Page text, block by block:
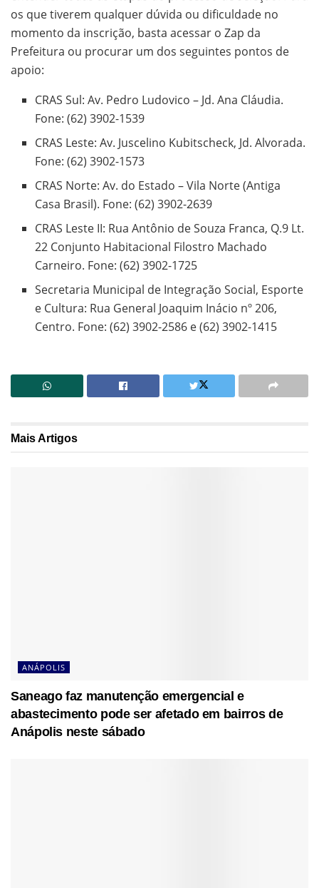
os que tiverem qualquer dúvida ou dificuldade no
momento da inscrição, basta acessar o Zap da
Prefeitura ou procurar um dos seguintes pontos de
apoio:
CRAS Sul: Av. Pedro Ludovico – Jd. Ana Cláudia.
Fone: (62) 3902-1539
CRAS Leste: Av. Juscelino Kubitscheck, Jd. Alvorada.
Fone: (62) 3902-1573
CRAS Norte: Av. do Estado – Vila Norte (Antiga
Casa Brasil). Fone: (62) 3902-2639
CRAS Leste II: Rua Antônio de Souza Franca, Q.9 Lt.
22 Conjunto Habitacional Filostro Machado
Carneiro. Fone: (62) 3902-1725
Secretaria Municipal de Integração Social, Esporte
e Cultura: Rua General Joaquim Inácio nº 206,
Centro. Fone: (62) 3902-2586 e (62) 3902-1415
MaisArtigos
ANÁPOLIS
Saneago faz manutenção emergencial e
abastecimento pode ser afetado em bairros de
Anápolis neste sábado